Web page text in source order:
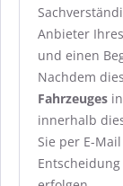
Anbieter
und einen
Nachdem
Fahrzeuges
innerhalb
Sie per E-